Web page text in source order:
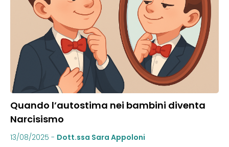
Quando l’autostima nei bambini diventa
Narcisismo
13/08/2025 - Dott.ssa Sara Appoloni